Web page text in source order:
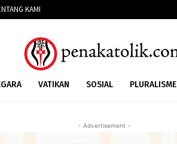
KAMI
VATIKAN SOSIAL PLURALISME
- Advertisement -